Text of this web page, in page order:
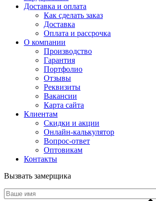
Доставка и оплата
Как сделать заказ
Доставка
Оплата и рассрочка
О компании
Производство
Гарантия
Портфолио
Отзывы
Реквизиты
Вакансии
Карта сайта
Клиентам
Скидки и акции
Онлайн-калькулятор
Вопрос-ответ
Оптовикам
Контакты
Вызвать замерщика